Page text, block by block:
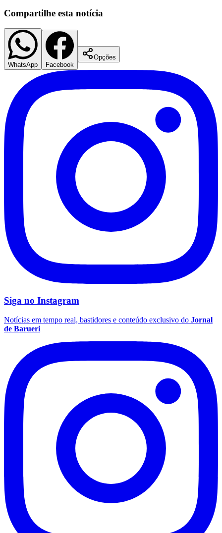
Botafogo
Compartilhe esta notícia
WhatsApp Facebook
Opções
Siga no Instagram
Notícias em tempo real, bastidores e conteúdo exclusivo do Jornal
de Barueri